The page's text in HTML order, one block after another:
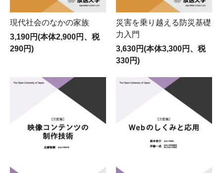
現代社会のなかの家族
3,190円(本体2,900円、税
290円)
災害を乗り越える防災基礎
力入門
3,630円(本体3,300円、税
330円)